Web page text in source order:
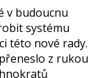
v budoucnu
systému
této nové rady.
z rukou